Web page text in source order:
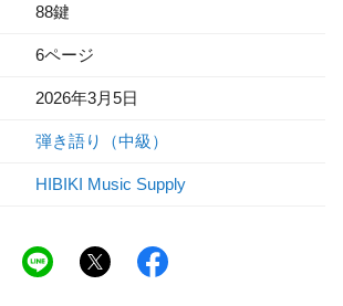
88鍵
6ページ
2026年3月5日
弾き語り（中級）
HIBIKI Music Supply